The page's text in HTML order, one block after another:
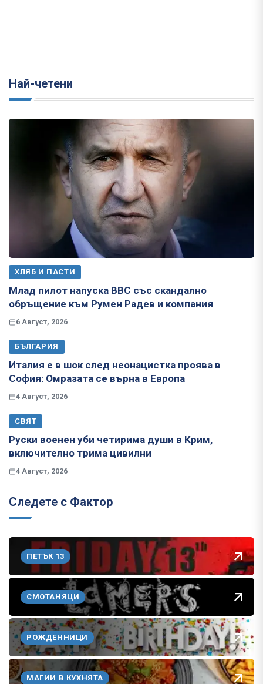
Най-четени
ХЛЯБ И ПАСТИ
Млад пилот напуска ВВС със скандално
обръщение към Румен Радев и компания
6 Август, 2026
БЪЛГАРИЯ
Италия е в шок след неонацистка проява в
София: Омразата се върна в Европа
4 Август, 2026
СВЯТ
Руски военен уби четирима души в Крим,
включително трима цивилни
4 Август, 2026
Следете с Фактор
ПЕТЪК 13
СМОТАНЯЦИ
РОЖДЕННИЦИ
МАГИИ В КУХНЯТА